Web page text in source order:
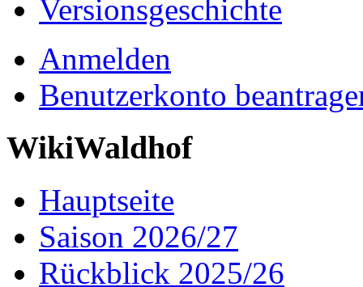
Versionsgeschichte
Anmelden
Benutzerkonto
WikiWaldhof
Hauptseite
Saison 2026/27
Rückblick 2025/26